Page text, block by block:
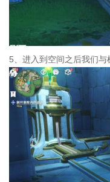
5、进入到空间之后我们与